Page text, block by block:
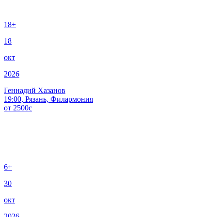
18+
18
окт
2026
Геннадий Хазанов
19:00, Рязань, Филармония
от 2500c
6+
30
окт